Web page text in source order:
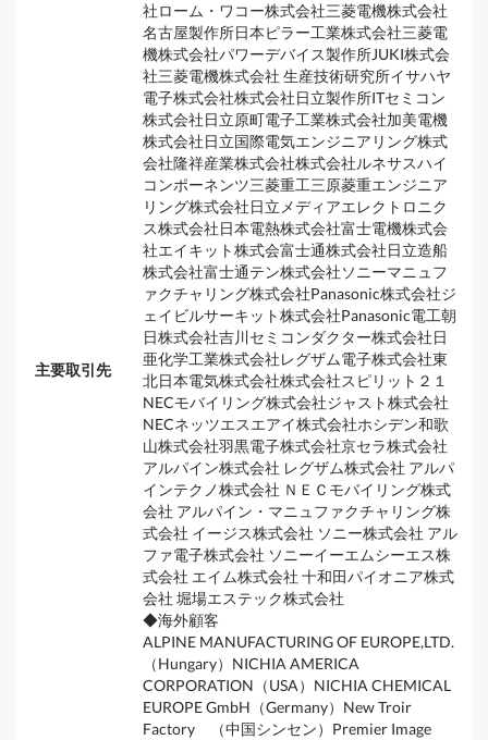
主要取引先
社ローム・ワコー株式会社三菱電機株式会社
名古屋製作所日本ピラー工業株式会社三菱電
機株式会社パワーデバイス製作所JUKI株式会
社三菱電機株式会社 生産技術研究所イサハヤ
電子株式会社株式会社日立製作所ITセミコン
株式会社日立原町電子工業株式会社加美電機
株式会社日立国際電気エンジニアリング株式
会社隆祥産業株式会社株式会社ルネサスハイ
コンポーネンツ三菱重工三原菱重エンジニア
リング株式会社日立メディアエレクトロニク
ス株式会社日本電熱株式会社富士電機株式会
社エイキット株式会富士通株式会社日立造船
株式会社富士通テン株式会社ソニーマニュフ
ァクチャリング株式会社Panasonic株式会社ジ
ェイビルサーキット株式会社Panasonic電工朝
日株式会社吉川セミコンダクター株式会社日
亜化学工業株式会社レグザム電子株式会社東
北日本電気株式会社株式会社スピリット２１
NECモバイリング株式会社ジャスト株式会社
NECネッツエスエアイ株式会社ホシデン和歌
山株式会社羽黒電子株式会社京セラ株式会社
アルパイン株式会社 レグザム株式会社 アルパ
インテクノ株式会社 ＮＥＣモバイリング株式
会社 アルパイン・マニュファクチャリング株
式会社 イージス株式会社 ソニー株式会社 アル
ファ電子株式会社 ソニーイーエムシーエス株
式会社 エイム株式会社 十和田パイオニア株式
会社 堀場エステック株式会社
◆海外顧客
ALPINE MANUFACTURING OF EUROPE,LTD.
（Hungary）NICHIA AMERICA
CORPORATION（USA）NICHIA CHEMICAL
EUROPE GmbH（Germany）New Troir
Factory （中国シンセン）Premier Image